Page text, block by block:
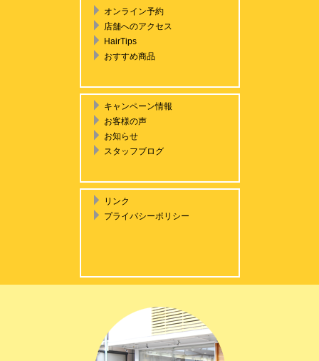
オンライン予約
店舗へのアクセス
HairTips
おすすめ商品
キャンペーン情報
お客様の声
お知らせ
スタッフブログ
リンク
プライバシーポリシー